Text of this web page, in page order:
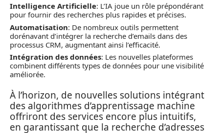
Intelligence Artificielle: L’IA joue un rôle prépondérant
pour fournir des recherches plus rapides et précises.
Automatisation: De nombreux outils permettent
dorénavant d’intégrer la recherche d’emails dans des
processus CRM, augmentant ainsi l’efficacité.
Intégration des données: Les nouvelles plateformes
combinent différents types de données pour une visibilité
améliorée.
À l’horizon, de nouvelles solutions intégrant
des algorithmes d’apprentissage machine
offriront des services encore plus intuitifs,
en garantissant que la recherche d’adresses